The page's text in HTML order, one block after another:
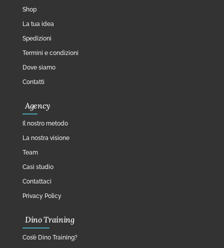
Shop
La tua idea
Spedizioni
Termini e condizioni
Dove siamo
Contatti
Agency
Il nostro metodo
La nostra visione
Team
Casi studio
Contattaci
Privacy Policy
Dino Training
Cos’è Dino Training?